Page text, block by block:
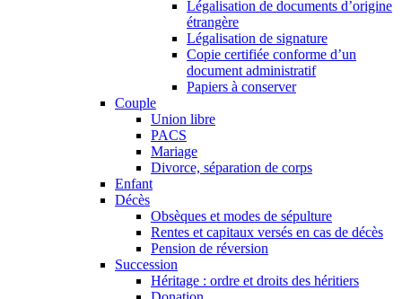
Légalisation de documents d’origine
étrangère
Légalisation de signature
Copie certifiée conforme d’un
document administratif
Papiers à conserver
Couple
Union libre
PACS
Mariage
Divorce, séparation de corps
Enfant
Décès
Obsèques et modes de sépulture
Rentes et capitaux versés en cas de décès
Pension de réversion
Succession
Héritage : ordre et droits des héritiers